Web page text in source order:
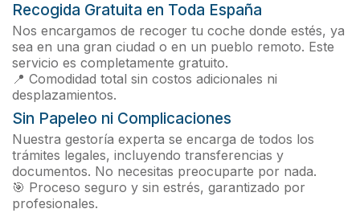
Recogida Gratuita en Toda España
Nos encargamos de recoger tu coche donde estés, ya
sea en una gran ciudad o en un pueblo remoto. Este
servicio es completamente gratuito.
📍 Comodidad total sin costos adicionales ni
desplazamientos.
Sin Papeleo ni Complicaciones
Nuestra gestoría experta se encarga de todos los
trámites legales, incluyendo transferencias y
documentos. No necesitas preocuparte por nada.
🎯 Proceso seguro y sin estrés, garantizado por
profesionales.